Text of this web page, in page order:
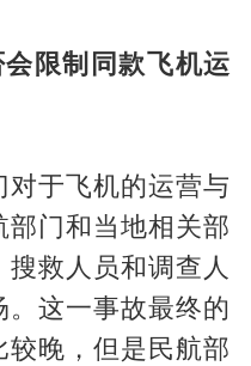
限制同款飞机运
于飞机的运营与
门和当地相关部
救人员和调查人
。这一事故最终的
晚，但是民航部